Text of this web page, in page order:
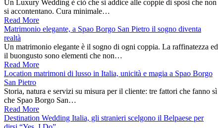
Un Luxury Wedding è ciò che si addice alle coppie di sposi che non
si accontentano. Cura minimale…
Read More
Matrimonio elegante, a Spao Borgo San Pietro il sogno diventa
realtà
Un matrimonio elegante è il sogno di ogni coppia. La raffinatezza ed
il buongusto sono elementi che non…
Read More
Location matrimoni di lusso in Italia, unicità e magia a Spao Borgo
San Pietro
Storia, natura e servizi su misura per il cliente: tre fattori che fanno sì
che Spao Borgo San…
Read More
Destination Wedding Italia, gli stranieri scelgono il Belpaese per